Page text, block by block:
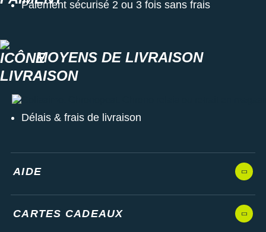
Paiement sécurisé 2 ou 3 fois sans frais
MOYENS DE LIVRAISON
Colissimo, Chronopost, Chrono relais ou retrait en magasin
Délais & frais de livraison
AIDE
CARTES CADEAUX